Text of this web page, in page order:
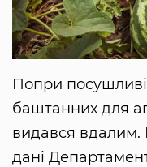
Попри
баштанних для
видався
дані